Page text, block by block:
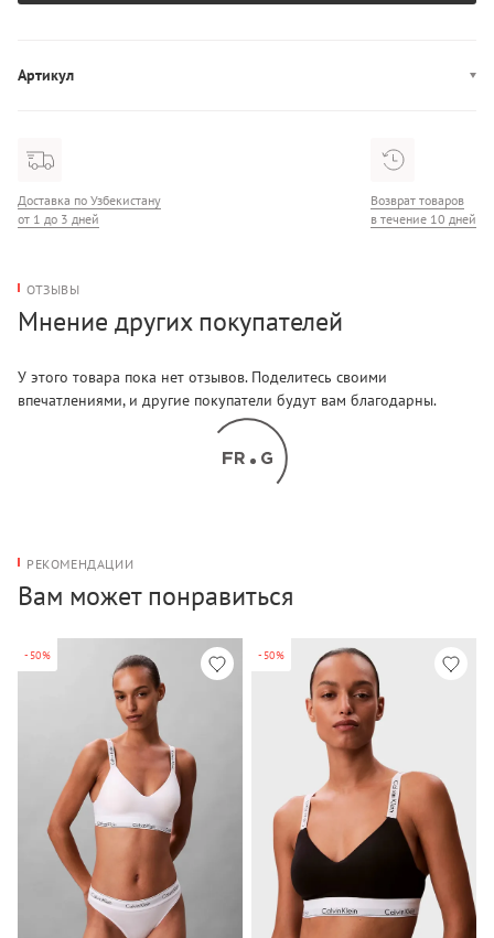
Артикул
Доставка по Узбекистану
от 1 до 3 дней
Возврат товаров
в течение 10 дней
ОТЗЫВЫ
Мнение других покупателей
У этого товара пока нет отзывов. Поделитесь своими
впечатлениями, и другие покупатели будут вам благодарны.
РЕКОМЕНДАЦИИ
Вам может понравиться
-50% -50%